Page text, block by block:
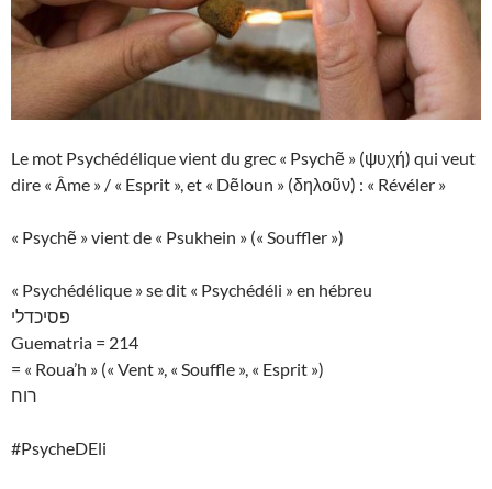
Le mot Psychédélique vient du grec « Psychẽ » (ψυχή) qui veut
dire « Âme » / « Esprit », et « Dẽloun » (δηλοῦν) : « Révéler »
« Psychẽ » vient de « Psukhein » (« Souffler »)
« Psychédélique » se dit « Psychédéli » en hébreu
פסיכדלי
Guematria = 214
= « Roua’h » (« Vent », « Souffle », « Esprit »)
רוח
#PsycheDEli